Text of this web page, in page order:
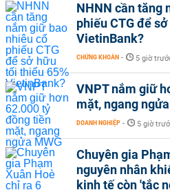
NHNN cần tăng
phiếu CTG để
VietinBank?
CHỨNG KHOÁN - 5 giờ
VNPT nắm giữ
mặt, ngang
DOANH NGHIỆP - 5 giờ
Chuyên gia
nguyên nhân
kinh tế còn 'tắc